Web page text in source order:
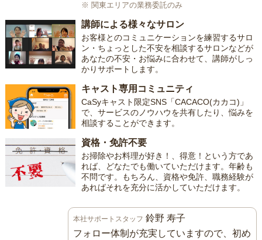
※ 関東エリアの業務委託のみ
講師による様々なサロン
お客様とのコミュニケーションを練習するサロ
ン・ちょっとした不安を相談するサロンなどが
あなたの不安・お悩みに合わせて、講師がしっ
かりサポートします。
キャスト専用コミュニティ
CaSyキャスト限定SNS「CACACO(カカコ)」
で、サービスのノウハウを共有したり、悩みを
相談することができます。
資格・免許不要
お掃除やお料理が好き！、得意！という方であ
れば、どなたでも働いていただけます。年齢も
不問です。もちろん、資格や免許、職務経験が
あればそれを充分に活かしていただけます。
本社サポートスタッフ 鈴野 寿子
フォロー体制が充実していますので、初め